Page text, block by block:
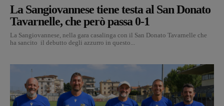
La Sangiovannese tiene testa al San Donato
Tavarnelle, che però passa 0-1
La Sangiovannese, nella gara casalinga con il San Donato Tavarnelle che
ha sancito il debutto degli azzurro in questo...